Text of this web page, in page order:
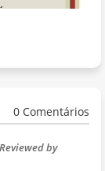
0 Comentários
by